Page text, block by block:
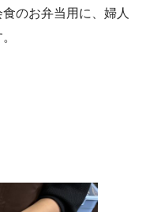
のお弁当用に、婦人